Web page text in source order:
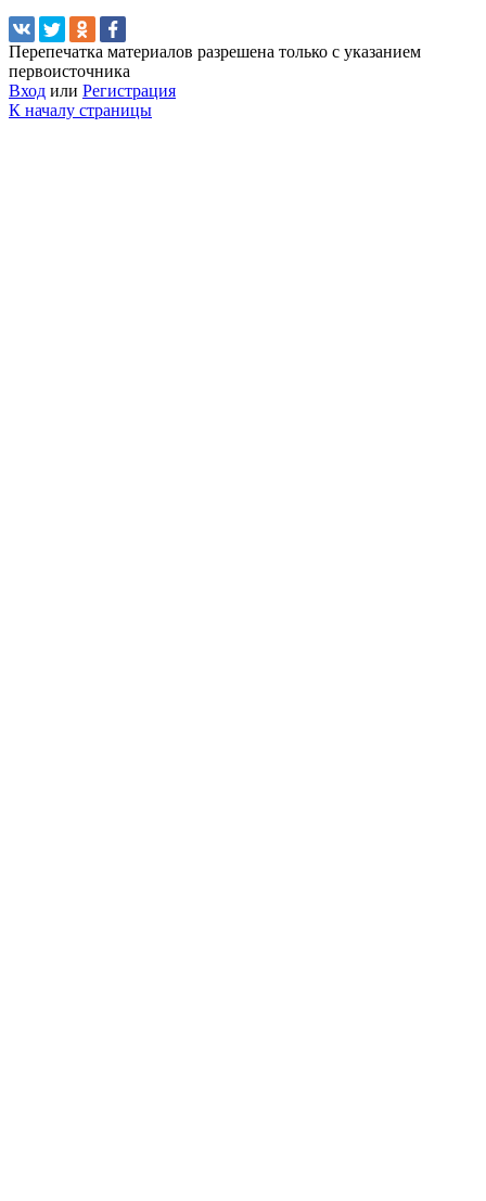
Перепечатка материалов разрешена только с указанием
первоисточника
Вход или Регистрация
К началу страницы